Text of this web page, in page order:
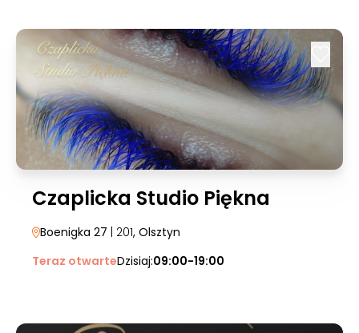
Czaplicka Studio Piękna
Boenigka 27 | 201, Olsztyn
Teraz otwarteDzisiaj:09:00-19:00